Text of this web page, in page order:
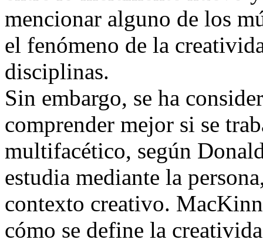
mencionar alguno de los
el fenómeno de la
disciplinas.
Sin embargo, se ha
comprender mejor si se
multifacético, según
estudia mediante la
contexto creativo.
cómo se define la